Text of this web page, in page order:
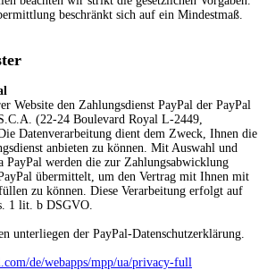
beschränkt sich auf ein Mindestmaß.
Website den Zahlungsdienst PayPal der PayPal
(22-24 Boulevard Royal L-2449,
Datenverarbeitung dient dem Zweck, Ihnen die
anbieten zu können. Mit Auswahl und
PayPal werden die zur Zahlungsabwicklung
übermittelt, um den Vertrag mit Ihnen mit
zu können. Diese Verarbeitung erfolgt auf
1 lit. b DSGVO.
unterliegen der PayPal-Datenschutzerklärung.
de/webapps/mpp/ua/privacy-full